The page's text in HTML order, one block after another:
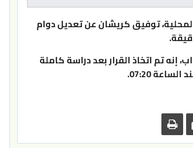
المحلية، توفيق كريشان عن تعديل دوام
إنه تم اتخاذ القرار بعد دراسة كاملة
07:20.